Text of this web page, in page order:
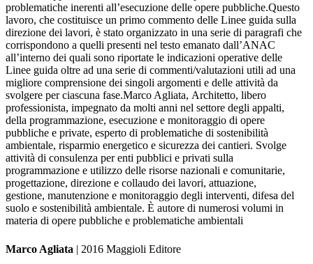
problematiche inerenti all’esecuzione delle opere pubbliche.Questo
lavoro, che costituisce un primo commento delle Linee guida sulla
direzione dei lavori, è stato organizzato in una serie di paragrafi che
corrispondono a quelli presenti nel testo emanato dall’ANAC
all’interno dei quali sono riportate le indicazioni operative delle
Linee guida oltre ad una serie di commenti/valutazioni utili ad una
migliore comprensione dei singoli argomenti e delle attività da
svolgere per ciascuna fase.Marco Agliata, Architetto, libero
professionista, impegnato da molti anni nel settore degli appalti,
della programmazione, esecuzione e monitoraggio di opere
pubbliche e private, esperto di problematiche di sostenibilità
ambientale, risparmio energetico e sicurezza dei cantieri. Svolge
attività di consulenza per enti pubblici e privati sulla
programmazione e utilizzo delle risorse nazionali e comunitarie,
progettazione, direzione e collaudo dei lavori, attuazione,
gestione, manutenzione e monitoraggio degli interventi, difesa del
suolo e sostenibilità ambientale. È autore di numerosi volumi in
materia di opere pubbliche e problematiche ambientali
Marco Agliata | 2016 Maggioli Editore